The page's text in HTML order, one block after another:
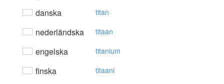
danska titan
nederländska titaan
engelska titanium
finska titaani